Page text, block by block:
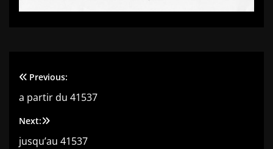
Navigation
de
l’article
Previous:
a partir du 41537
Next:
jusqu’au 41537